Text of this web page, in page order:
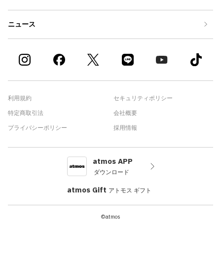
ニュース
利用規約
特定商取引法
プライバシーポリシー
セキュリティポリシー
会社概要
採用情報
atmos APP
ダウンロード
atmos Gift アトモス ギフト
©atmos